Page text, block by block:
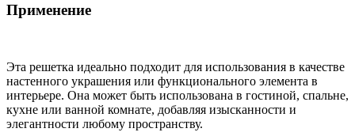
Применение
Эта решетка идеально подходит для использования в качестве
настенного украшения или функционального элемента в
интерьере. Она может быть использована в гостиной, спальне,
кухне или ванной комнате, добавляя изысканности и
элегантности любому пространству.